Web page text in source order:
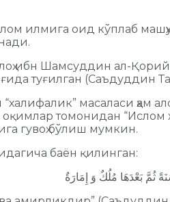
илмига оид кўплаб
Шамсуддин ал-Қорий
туғилган (Саъдуддин
масаласи ҳам
оқимлар томонидан
гувоҳ бўлиш мумкин.
баён қилинган: